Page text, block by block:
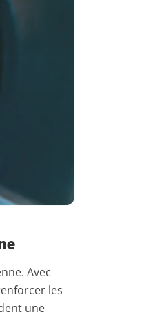
Avec
les
une